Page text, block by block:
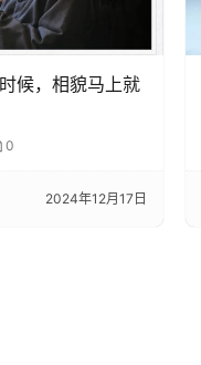
候，相貌马上就
0
2024年12月17日